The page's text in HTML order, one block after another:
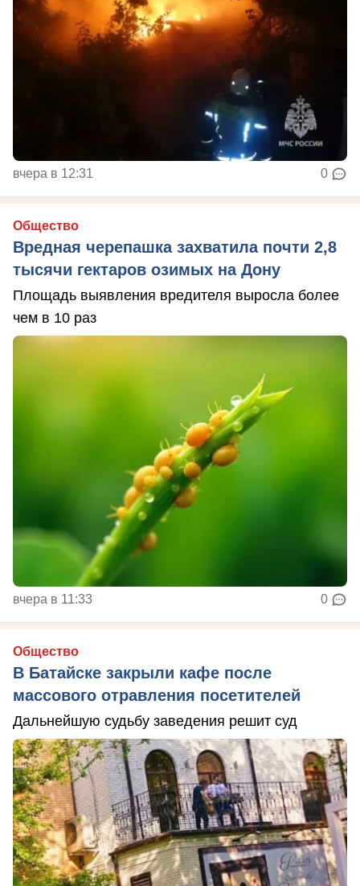
вчера в 12:31 0
Общество
Вредная черепашка захватила почти 2,8
тысячи гектаров озимых на Дону
Площадь выявления вредителя выросла более
чем в 10 раз
вчера в 11:33 0
Общество
В Батайске закрыли кафе после
массового отравления посетителей
Дальнейшую судьбу заведения решит суд